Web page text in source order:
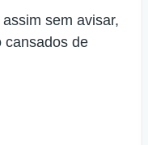
sem avisar,
cansados de